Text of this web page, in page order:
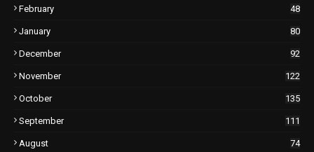
February 48
January 80
December 92
November 122
October 135
September 111
August 74